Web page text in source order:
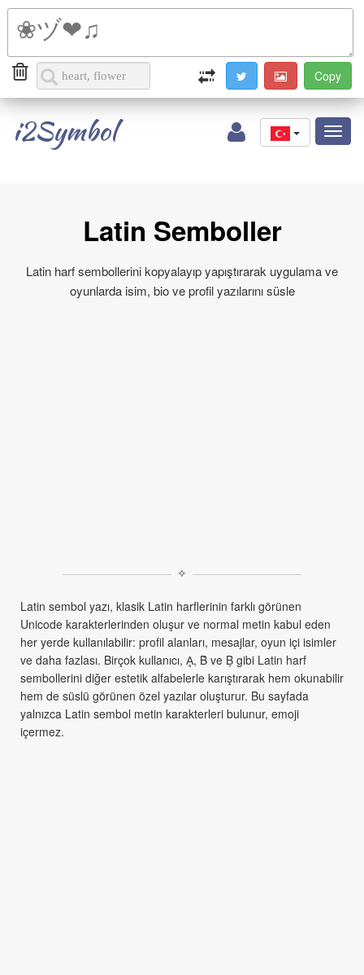
i2Symbol
Latin Semboller
Latin harf sembollerini kopyalayıp yapıştırarak uygulama ve
oyunlarda isim, bio ve profil yazılarını süsle
✧
Latin sembol yazı, klasik Latin harflerinin farklı görünen
Unicode karakterlerinden oluşur ve normal metin kabul eden
her yerde kullanılabilir: profil alanları, mesajlar, oyun içi isimler
ve daha fazlası. Birçok kullanıcı, Ḁ, Ḃ ve Ḅ gibi Latin harf
sembollerini diğer estetik alfabelerle karıştırarak hem okunabilir
hem de süslü görünen özel yazılar oluşturur. Bu sayfada
yalnızca Latin sembol metin karakterleri bulunur, emoji
içermez.